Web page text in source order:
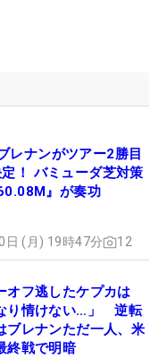
レナンがツアー2勝目
！ バミューダ芝対策
』が奏功
日 (月) 19時47分 12
オフ逃したケプカは
り情けない…」 逆転
ブレナンただ一人、米
終戦で明暗